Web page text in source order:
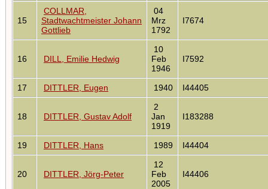
15
COLLMAR,
Stadtwachtmeister Johann
Gottlieb
04
Mrz
1792
I7674
16 DILL, Emilie Hedwig
10
Feb
1946
I7592
17 DITTLER, Eugen 1940 I44405
18 DITTLER, Gustav Adolf
2
Jan
1919
I183288
19 DITTLER, Hans 1989 I44404
20 DITTLER, Jörg-Peter
12
Feb
2005
I44406